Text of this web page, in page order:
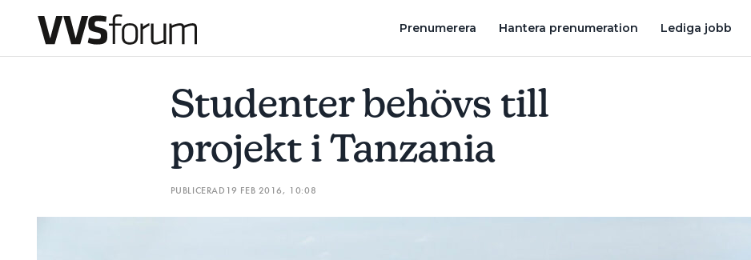
Prenumerera Hantera prenumeration Lediga jobb
Prenumerera
Hantera prenumeration
Studenter behövs till
projekt i Tanzania
PUBLICERAD 19 FEB 2016, 10:08
STUDENTER BEHÖVS TILL PROJEKT I TANZANIA ”FRIHETEN I VVS-YRKET ÄR DET ALLRA BÄSTA” HAN ÄR LIKA STOR SOM ZLATAN